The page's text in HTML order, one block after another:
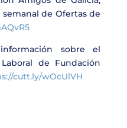
de Ofertas de
sobre el
de Fundación
cutt.ly/wOcUlVH